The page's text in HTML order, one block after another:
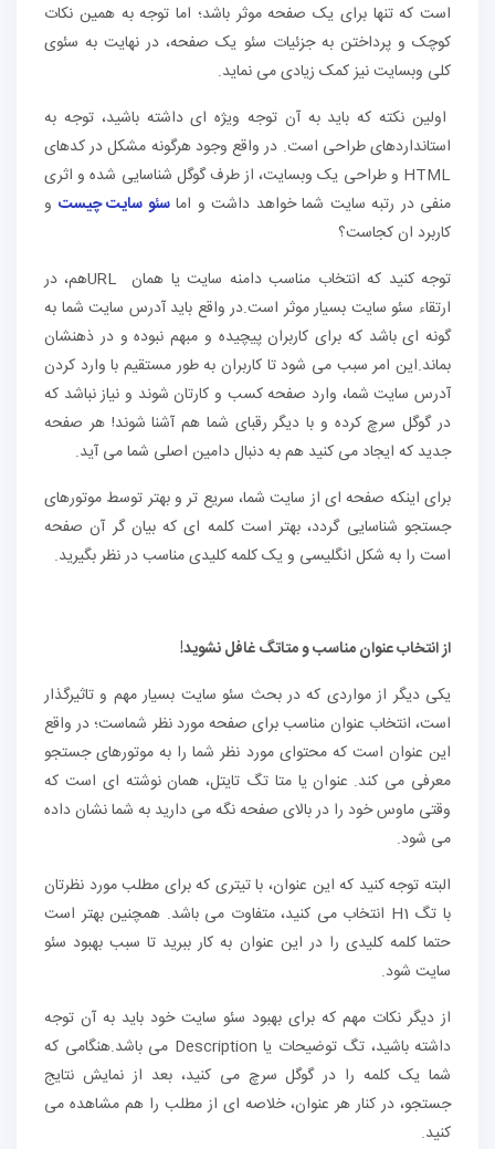
است که تنها برای یک صفحه موثر باشد؛ اما توجه به همین نکات
کوچک و پرداختن به جزئیات سئو یک صفحه، در نهایت به سئوی
کلی وبسایت نیز کمک زیادی می نماید.
اولین نکته که باید به آن توجه ویژه ای داشته باشید، توجه به
استانداردهای طراحی است. در واقع وجود هرگونه مشکل در کدهای
HTML و طراحی یک وبسایت، از طرف گوگل شناسایی شده و اثری
منفی در رتبه سایت شما خواهد داشت و اماسئو سایت چیست و
کاربرد ان کجاست؟
توجه کنید که انتخاب مناسب دامنه سایت یا همان URLهم، در
ارتقاء سئو سایت بسیار موثر است.در واقع باید آدرس سایت شما به
گونه ای باشد که برای کاربران پیچیده و مبهم نبوده و در ذهنشان
بماند.این امر سبب می شود تا کاربران به طور مستقیم با وارد کردن
آدرس سایت شما، وارد صفحه کسب و کارتان شوند و نیاز نباشد که
در گوگل سرچ کرده و با دیگر رقبای شما هم آشنا شوند! هر صفحه
جدید که ایجاد می کنید هم به دنبال دامین اصلی شما می آید.
برای اینکه صفحه ای از سایت شما، سریع تر و بهتر توسط موتورهای
جستجو شناسایی گردد، بهتر است کلمه ای که بیان گر آن صفحه
است را به شکل انگلیسی و یک کلمه کلیدی مناسب در نظر بگیرید.
از انتخاب عنوان مناسب و متاتگ غافل نشوید!
یکی دیگر از مواردی که در بحث سئو سایت بسیار مهم و تاثیرگذار
است، انتخاب عنوان مناسب برای صفحه مورد نظر شماست؛ در واقع
این عنوان است که محتوای مورد نظر شما را به موتورهای جستجو
معرفی می کند. عنوان یا متا تگ تایتل، همان نوشته ای است که
وقتی ماوس خود را در بالای صفحه نگه می دارید به شما نشان داده
می شود.
البته توجه کنید که این عنوان، با تیتری که برای مطلب مورد نظرتان
با تگ H1 انتخاب می کنید، متفاوت می باشد. همچنین بهتر است
حتما کلمه کلیدی را در این عنوان به کار ببرید تا سبب بهبود سئو
سایت شود.
از دیگر نکات مهم که برای بهبود سئو سایت خود باید به آن توجه
داشته باشید، تگ توضیحات یا Description می باشد.هنگامی که
شما یک کلمه را در گوگل سرچ می کنید، بعد از نمایش نتایج
جستجو، در کنار هر عنوان، خلاصه ای از مطلب را هم مشاهده می
کنید.